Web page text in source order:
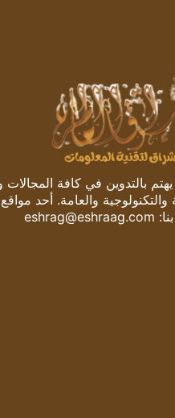
بالتدوين في كافة المجالات
والتكنولوجية والعامة. أحد
eshrag@eshraag.com